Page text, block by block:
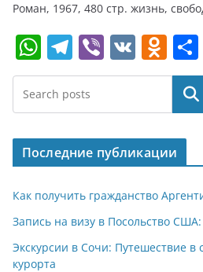
Роман, 1967, 480 стр. жизнь,
W
h
at
s
A
p
p
T
el
e
gr
a
m
Vi
b
V
K
O
d
o
kl
a
ss
ni
ki
п
Поиск
Последние публикации
Как получить гражданство
Запись на визу в Посольство
Экскурсии в Сочи: Путешествие в
курорта